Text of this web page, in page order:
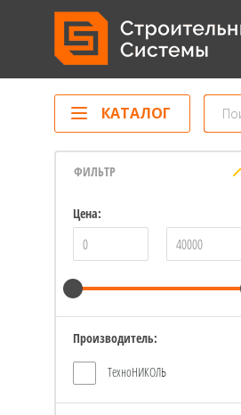
КАТАЛОГ
ФИЛЬТР
Цена:
Производитель:
ТехноНИКОЛЬ